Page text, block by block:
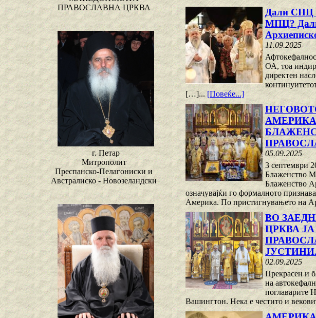
ПРАВОСЛАВНА ЦРКВА
г. Петар
Митрополит
Преспанско-Пелагониски и
Австралиско - Новозеландски
Дали СПЦ
МПЦ? Дали
11.09.2025
ОА, тоа
директен
[…]...[Повеќе...]
05.09.2025
3 септември
Блаженство
Блаженство
означувајќи го формалното
Америка. По пристигнувањето на
ВО
ЦРКВА
02.09.2025
Прекрасен и
на
поглаварите
Вашингтон. Нека е честито и